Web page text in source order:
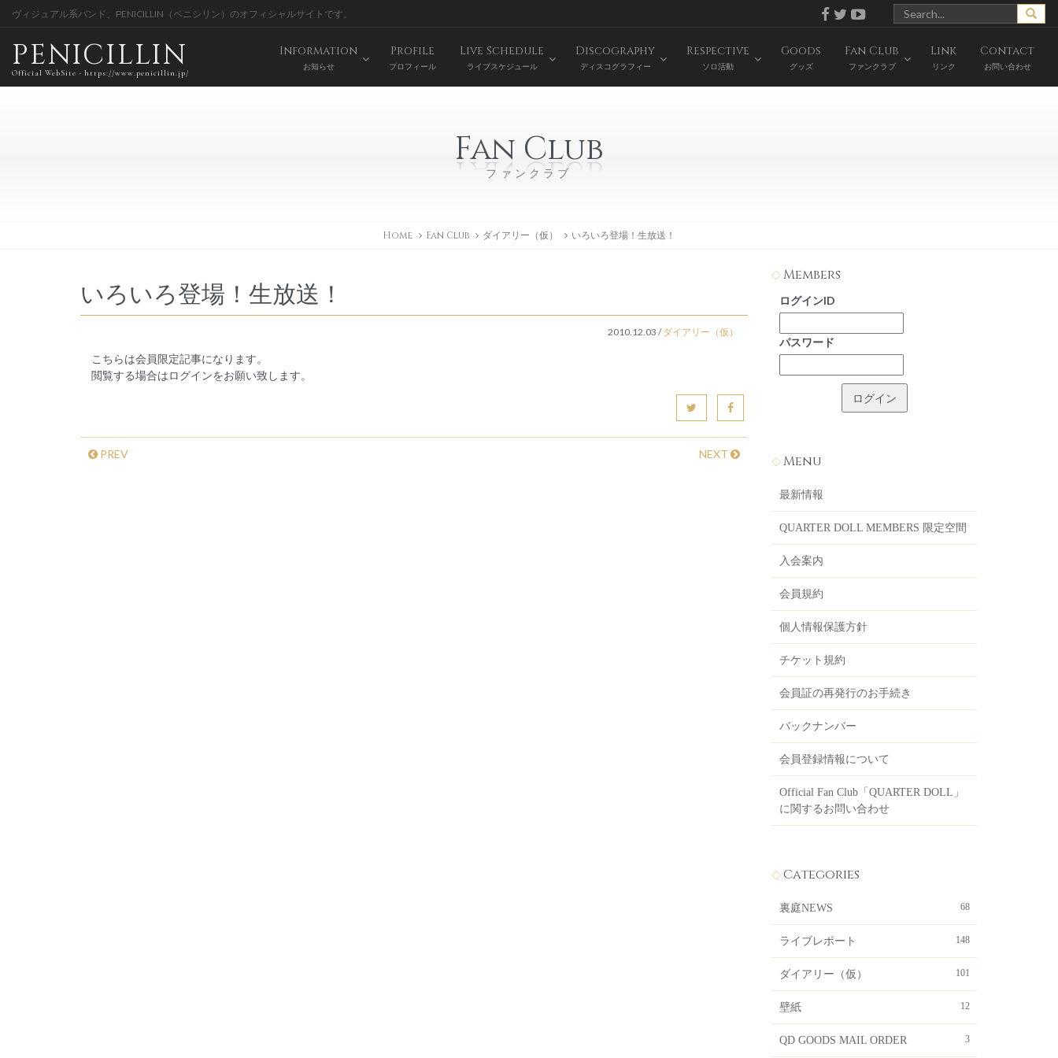
ヴィジュアル系バンド、PENICILLIN（ペニシリン）のオフィシャルサイトです。
PENICILLIN
Official WebSite - https://www.penicillin.jp/
Information
お知らせ
Profile
プロフィール
Live Schedule
ライブスケジュール
Discography
ディスコグラフィー
Respective
ソロ活動
Goods
グッズ
Fan Club
ファンクラブ
Link
リンク
Contact
お問い合わせ
Fan Club
ファンクラブ
Home Fan Club ダイアリー（仮） いろいろ登場！生放送！
いろいろ登場！生放送！
2010.12.03 /ダイアリー（仮）
こちらは会員限定記事になります。
閲覧する場合はログインをお願い致します。
PREV NEXT
Members
ログインID
パスワード
Menu
最新情報
QUARTER DOLL MEMBERS 限定空間
入会案内
会員規約
個人情報保護方針
チケット規約
会員証の再発行のお手続き
バックナンバー
会員登録情報について
Official Fan Club「QUARTER DOLL」
に関するお問い合わせ
Categories
裏庭NEWS 68
ライブレポート 148
ダイアリー（仮） 101
壁紙 12
QD GOODS MAIL ORDER 3